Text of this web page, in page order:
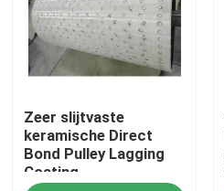
Thuis
Producten
Zeer slijtvaste
keramische Direct
Bond Pulley Lagging
Coating